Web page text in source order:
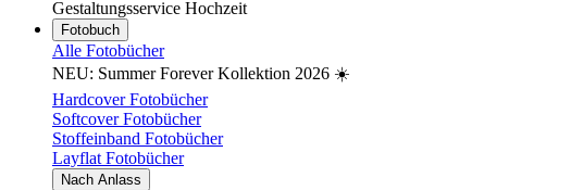
Gestaltungsservice Hochzeit
Fotobuch
Alle Fotobücher
NEU: Summer Forever Kollektion 2026 ☀️
Hardcover Fotobücher
Softcover Fotobücher
Stoffeinband Fotobücher
Layflat Fotobücher
Nach Anlass